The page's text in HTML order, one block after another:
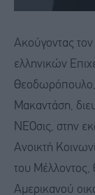
Ακούγοντας
ελληνικών
Θεοδωρόπουλο,
Μακαντάση,
ΝΕΟσις, στην
Ανοικτή
του Μέλλοντος,
Αμερικανού